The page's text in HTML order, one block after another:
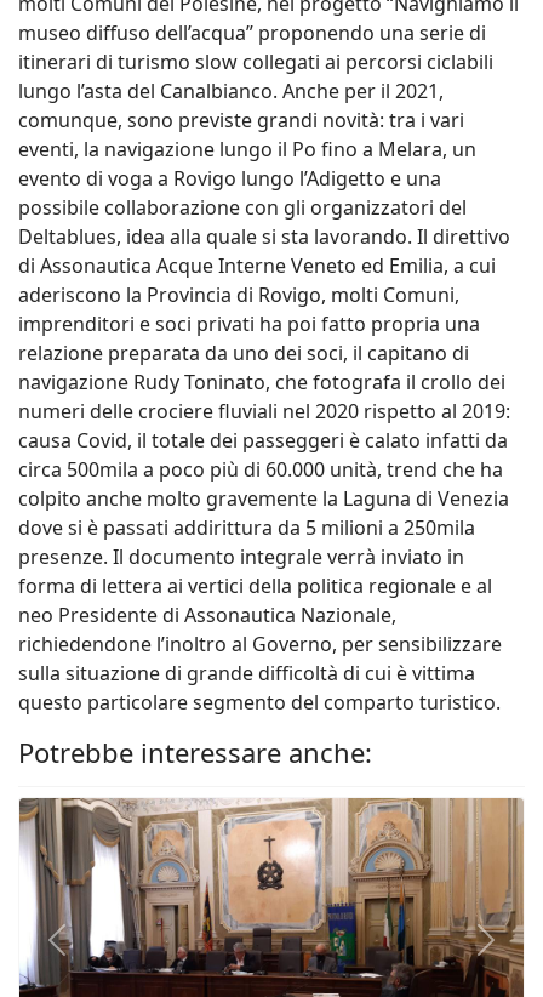
museo diffuso dell’acqua” proponendo una serie di
itinerari di turismo slow collegati ai percorsi ciclabili
lungo l’asta del Canalbianco. Anche per il 2021,
comunque, sono previste grandi novità: tra i vari
eventi, la navigazione lungo il Po fino a Melara, un
evento di voga a Rovigo lungo l’Adigetto e una
possibile collaborazione con gli organizzatori del
Deltablues, idea alla quale si sta lavorando. Il direttivo
di Assonautica Acque Interne Veneto ed Emilia, a cui
aderiscono la Provincia di Rovigo, molti Comuni,
imprenditori e soci privati ha poi fatto propria una
relazione preparata da uno dei soci, il capitano di
navigazione Rudy Toninato, che fotografa il crollo dei
numeri delle crociere fluviali nel 2020 rispetto al 2019:
causa Covid, il totale dei passeggeri è calato infatti da
circa 500mila a poco più di 60.000 unità, trend che ha
colpito anche molto gravemente la Laguna di Venezia
dove si è passati addirittura da 5 milioni a 250mila
presenze. Il documento integrale verrà inviato in
forma di lettera ai vertici della politica regionale e al
neo Presidente di Assonautica Nazionale,
richiedendone l’inoltro al Governo, per sensibilizzare
sulla situazione di grande difficoltà di cui è vittima
questo particolare segmento del comparto turistico.
Potrebbe interessare anche:
Previous Next